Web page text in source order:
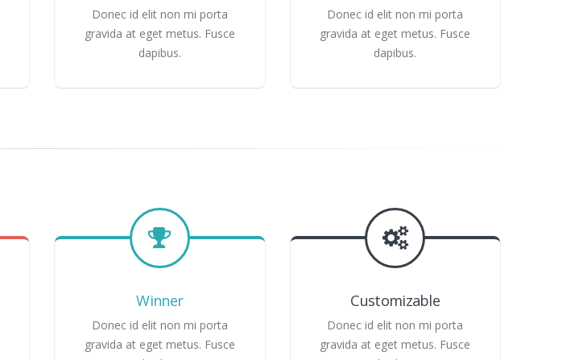
Donec id elit non mi porta
gravida at eget metus. Fusce
dapibus.
Donec id elit non mi porta
gravida at eget metus. Fusce
dapibus.
Winner
Donec id elit non mi porta
gravida at eget metus. Fusce
Customizable
Donec id elit non mi porta
gravida at eget metus. Fusce